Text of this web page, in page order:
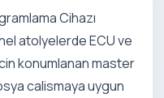
Cihazı
atolyelerde ECU ve
konumlanan master
calismaya uygun